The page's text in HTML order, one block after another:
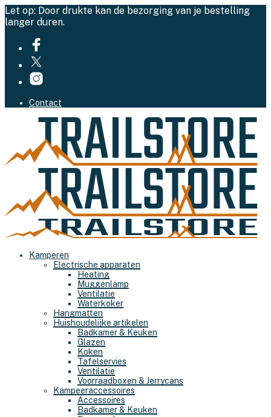
Let op: Door drukte kan de bezorging van je bestelling
langer duren.
Contact
Kamperen
Electrische apparaten
Heating
Muggenlamp
Ventilatie
Waterkoker
Hangmatten
Huishoudelijke artikelen
Badkamer & Keuken
Glazen
Koken
Tafelservies
Ventilatie
Voorraadboxen & Jerrycans
Kampeeraccessoires
Accessoires
Badkamer & Keuken